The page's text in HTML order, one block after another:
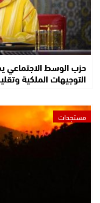
حزب الوسط الاجتماعي
التوجيهات الملكية
مستجدات